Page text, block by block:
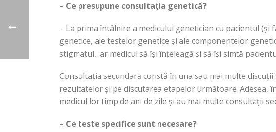
– Ce presupune consultația genetică?
– La prima întâlnire a medicului genetician cu pacientul
genetice, ale testelor genetice și ale componentelor
stigmatul, iar medicul să își înțeleagă și să își simtă
Consultația secundară constă în una sau mai multe
rezultatelor și pe discutarea etapelor următoare. Adesea,
medicul lor timp de ani de zile și au mai multe consultații
– Ce teste specifice sunt necesare?